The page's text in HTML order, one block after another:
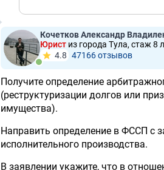
Кочетков Александр
Юрист из города Тула, стаж 8
4.8 47166 отзывов
Получите определение
(реструктуризации долгов или
имущества).
Направить определение в ФССП с
исполнительного производства.
В заявлении укажите, что в